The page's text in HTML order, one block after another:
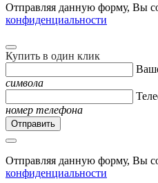
Отправляя данную форму, Вы
конфиденциальности
Купить в один клик
символа
номер телефона
Отправляя данную форму, Вы
конфиденциальности